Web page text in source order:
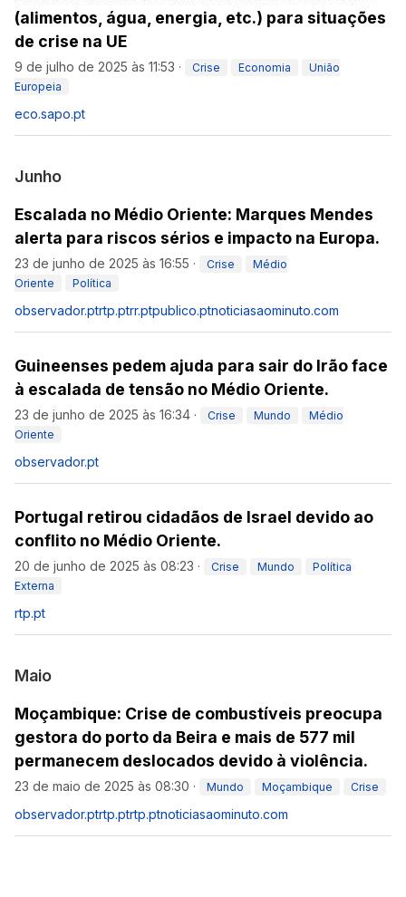
(alimentos, água, energia, etc.) para situações
de crise na UE
9 de julho de 2025 às 11:53 · Crise Economia
União
Europeia
eco.sapo.pt
Junho
Escalada no Médio Oriente: Marques Mendes
alerta para riscos sérios e impacto na Europa.
23 de junho de 2025 às 16:55 · Crise
Médio
Oriente
Política
observador.ptrtp.ptrr.ptpublico.ptnoticiasaominuto.com
Guineenses pedem ajuda para sair do Irão face
à escalada de tensão no Médio Oriente.
23 de junho de 2025 às 16:34 · Crise Mundo
Médio
Oriente
observador.pt
Portugal retirou cidadãos de Israel devido ao
conflito no Médio Oriente.
20 de junho de 2025 às 08:23 · Crise Mundo
Política
Externa
rtp.pt
Maio
Moçambique: Crise de combustíveis preocupa
gestora do porto da Beira e mais de 577 mil
permanecem deslocados devido à violência.
23 de maio de 2025 às 08:30 · Mundo Moçambique Crise
observador.ptrtp.ptrtp.ptnoticiasaominuto.com